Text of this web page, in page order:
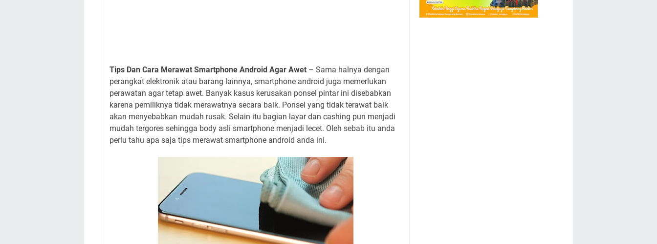
Tips Dan Cara Merawat Smartphone Android Agar Awet – Sama halnya dengan
perangkat elektronik atau barang lainnya, smartphone android juga memerlukan
perawatan agar tetap awet. Banyak kasus kerusakan ponsel pintar ini disebabkan
karena pemiliknya tidak merawatnya secara baik. Ponsel yang tidak terawat baik
akan menyebabkan mudah rusak. Selain itu bagian layar dan cashing pun menjadi
mudah tergores sehingga body asli smartphone menjadi lecet. Oleh sebab itu anda
perlu tahu apa saja tips merawat smartphone android anda ini.